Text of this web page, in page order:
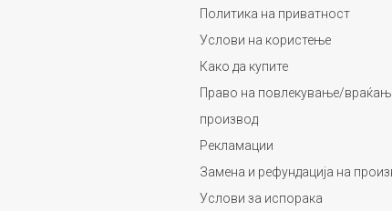
Политика на приватност
Услови на користење
Како да купите
Право на повлекување/
производ
Рекламации
Замена и рефундација на
Услови за испорака